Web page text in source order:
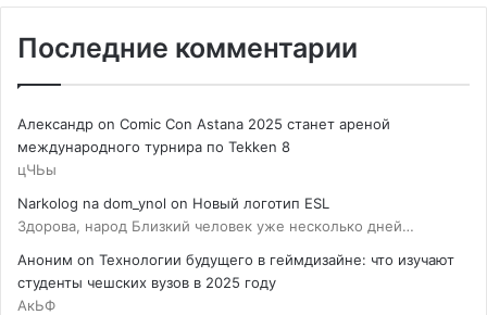
Последние комментарии
Александр on Comic Con Astana 2025 станет ареной
международного турнира по Tekken 8
цЧЬы
Narkolog na dom_ynol on Новый логотип ESL
Здорова, народ Близкий человек уже несколько дней…
Аноним on Технологии будущего в геймдизайне: что изучают
студенты чешских вузов в 2025 году
АкЬФ